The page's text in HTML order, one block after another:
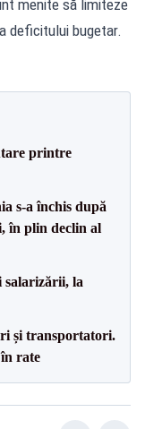
menite să limiteze
deficitului bugetar.
printre
s-a închis după
în plin declin al
salarizării, la
și transportatori.
rate